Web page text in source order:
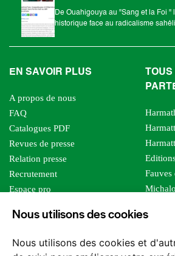
Nous utilisons des cookies
Nous utilisons des cookies et
De Ouahigouya au "Sang et la Foi "
historique face au radicalisme
EN SAVOIR PLUS
A propos de nous
FAQ
Catalogues PDF
Revues de presse
Relation presse
Recrutement
Espace pro
Foreign rights
Fauves
Les